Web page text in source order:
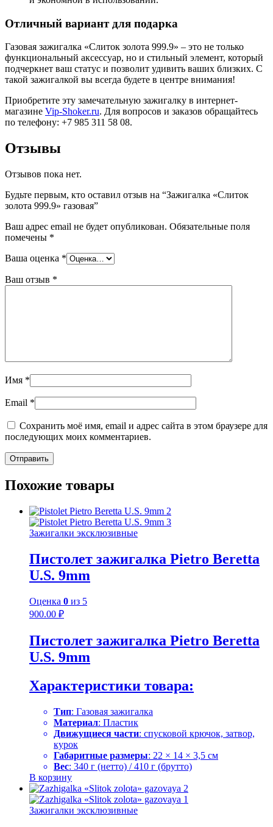
Отличный вариант для подарка
Газовая зажигалка «Слиток золота 999.9» – это не только
функциональный аксессуар, но и стильный элемент, который
подчеркнет ваш статус и позволит удивить ваших близких. С
такой зажигалкой вы всегда будете в центре внимания!
Приобретите эту замечательную зажигалку в интернет-
магазине Vip-Shoker.ru. Для вопросов и заказов обращайтесь
по телефону: +7 985 311 58 08.
Отзывы
Отзывов пока нет.
Будьте первым, кто оставил отзыв на “Зажигалка «Слиток
золота 999.9» газовая”
Ваш адрес email не будет опубликован. Обязательные поля
помечены *
Ваша оценка *
Ваш отзыв *
Имя *
Email *
Сохранить моё имя, email и адрес сайта в этом браузере для
последующих моих комментариев.
Похожие товары
Зажигалки эксклюзивные
Пистолет зажигалка Pietro Beretta
U.S. 9mm
Оценка 0 из 5
900.00 ₽
Пистолет зажигалка Pietro Beretta
U.S. 9mm
Характеристики товара:
Тип: Газовая зажигалка
Материал: Пластик
Движущиеся части: спусковой крючок, затвор,
курок
Габаритные размеры: 22 × 14 × 3,5 см
Вес: 340 г (нетто) / 410 г (брутто)
В корзину
Зажигалки эксклюзивные